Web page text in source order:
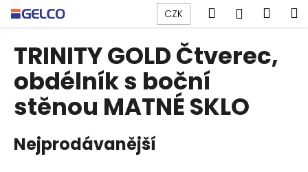
Přejít
na
obsah
CZK Hledat
TRINITY GOLD Čtverec,
obdélník s boční
stěnou MATNÉ SKLO
Nejprodávanější
o
C
o
p
t